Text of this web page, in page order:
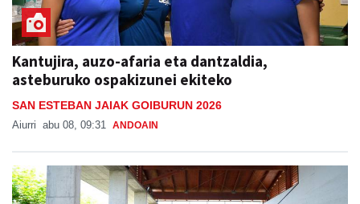
Kantujira, auzo-afaria eta dantzaldia,
asteburuko ospakizunei ekiteko
SAN ESTEBAN JAIAK GOIBURUN 2026
Aiurri abu 08, 09:31 ANDOAIN